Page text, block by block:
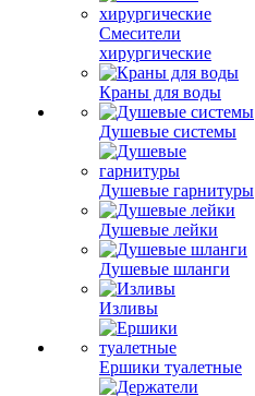
Смесители
хирургические
Краны для воды
Душевые системы
Душевые гарнитуры
Душевые лейки
Душевые шланги
Изливы
Ершики туалетные